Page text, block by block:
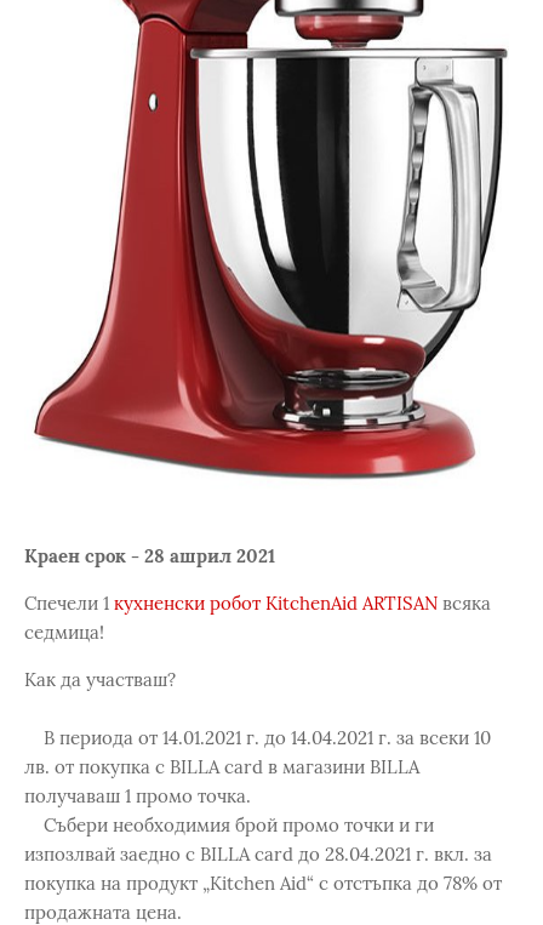
Краен срок - 28 ашрил 2021
Спечели 1 кухненски робот KitchenAid ARTISAN всяка
седмица!
Как да участваш?
В периода от 14.01.2021 г. до 14.04.2021 г. за всеки 10
лв. от покупка с BILLA card в магазини BILLA
получаваш 1 промо точка.
Събери необходимия брой промо точки и ги
изпозлвай заедно с BILLA card до 28.04.2021 г. вкл. за
покупка на продукт „Kitchen Aid“ с отстъпка до 78% от
продажната цена.